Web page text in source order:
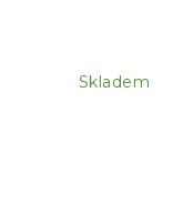
Skladem